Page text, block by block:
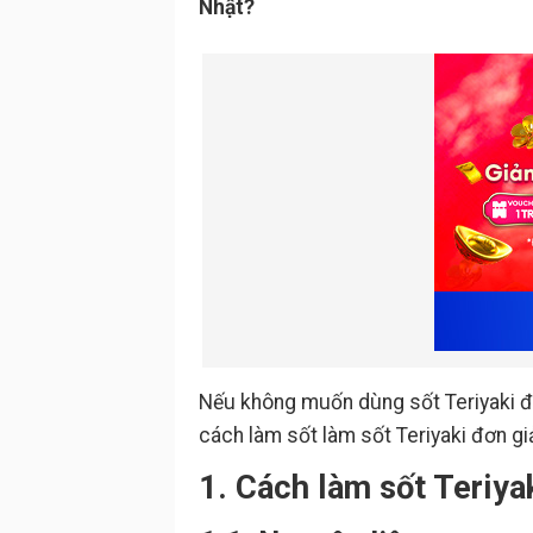
Nhật?
Nếu không muốn dùng sốt Teriyaki
cách làm sốt làm sốt Teriyaki đơn
1. Cách làm sốt